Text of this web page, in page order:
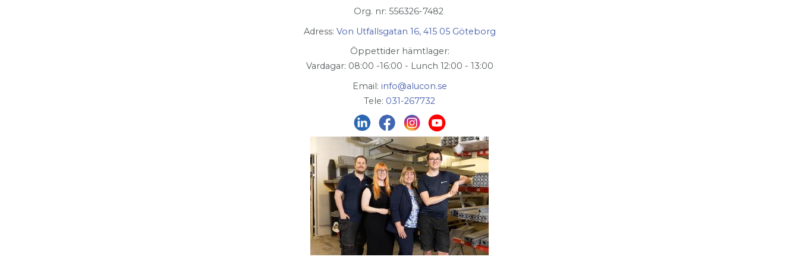
Org. nr: 556326-7482
Adress: Von Utfallsgatan 16, 415 05 Göteborg
Öppettider hämtlager:
Vardagar: 08:00 -16:00 - Lunch 12:00 - 13:00
Email: info@alucon.se
Tele: 031-267732